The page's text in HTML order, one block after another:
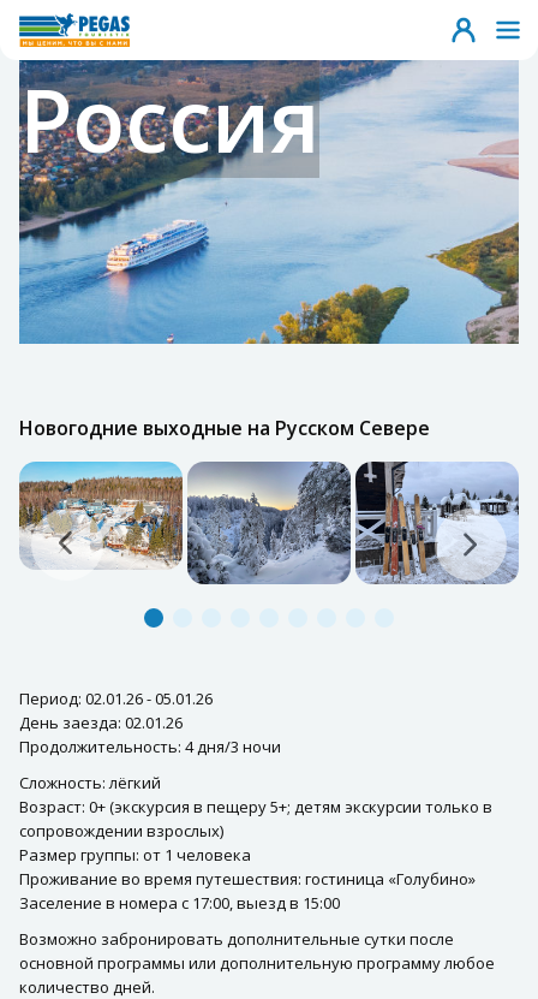
Россия
Новогодние выходные на Русском Севере
Период: 02.01.26 - 05.01.26
День заезда: 02.01.26
Продолжительность: 4 дня/3 ночи
Сложность: лёгкий
Возраст: 0+ (экскурсия в пещеру 5+; детям экскурсии только в
сопровождении взрослых)
Размер группы: от 1 человека
Проживание во время путешествия: гостиница «Голубино»
Заселение в номера с 17:00, выезд в 15:00
Возможно забронировать дополнительные сутки после
основной программы или дополнительную программу любое
количество дней.